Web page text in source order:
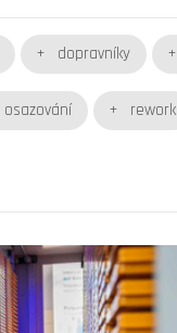
dopravníky
osazování rework